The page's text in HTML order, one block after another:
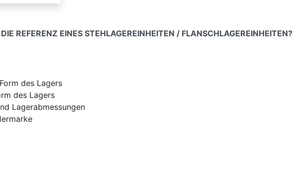
REFERENZ EINES STEHLAGEREINHEITEN / FLANSCHLAGEREINHEITEN?
des Lagers
des Lagers
Lagerabmessungen